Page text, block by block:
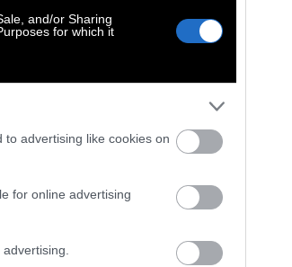
and/or Sharing
for which it
advertising like cookies on
for online advertising
απατεώνες.